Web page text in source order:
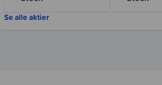
Se alle aktier